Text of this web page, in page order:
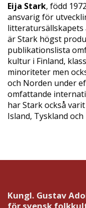
Eija Stark, född
ansvarig för
litteratursällskapets
är Stark högst
publikationslista
kultur i Finland,
minoriteter men
och Norden under
omfattande
har Stark också
Island, Tyskland och
Kungl. Gustav